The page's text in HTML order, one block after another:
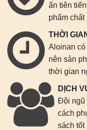
ấn tiên
phẩm
THỜI
Aloinan
nên sản
thời gian
DỊCH
Đội ngũ
cách
sách tốt